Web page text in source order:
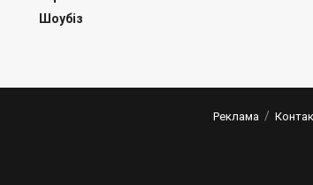
Шоубіз
Реклама